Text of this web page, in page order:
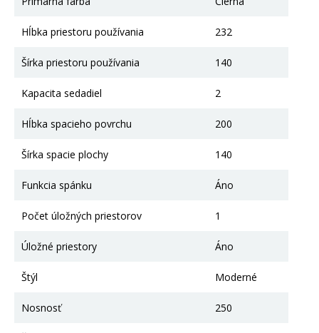
Hĺbka priestoru používania 232
Šírka priestoru používania 140
Kapacita sedadiel 2
Hĺbka spacieho povrchu 200
Šírka spacie plochy 140
Funkcia spánku Áno
Počet úložných priestorov 1
Úložné priestory Áno
Štýl Moderné
Nosnosť 250